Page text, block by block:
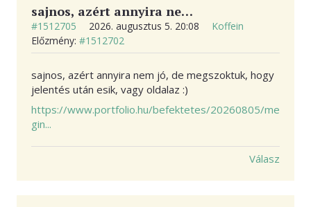
sajnos, azért annyira ne…
#1512705 2026. augusztus 5. 20:08
Koffein
Előzmény: #1512702
sajnos, azért annyira nem jó, de megszoktuk, hogy
jelentés után esik, vagy oldalaz :)
https://www.portfolio.hu/befektetes/20260805/me
gin...
Válasz